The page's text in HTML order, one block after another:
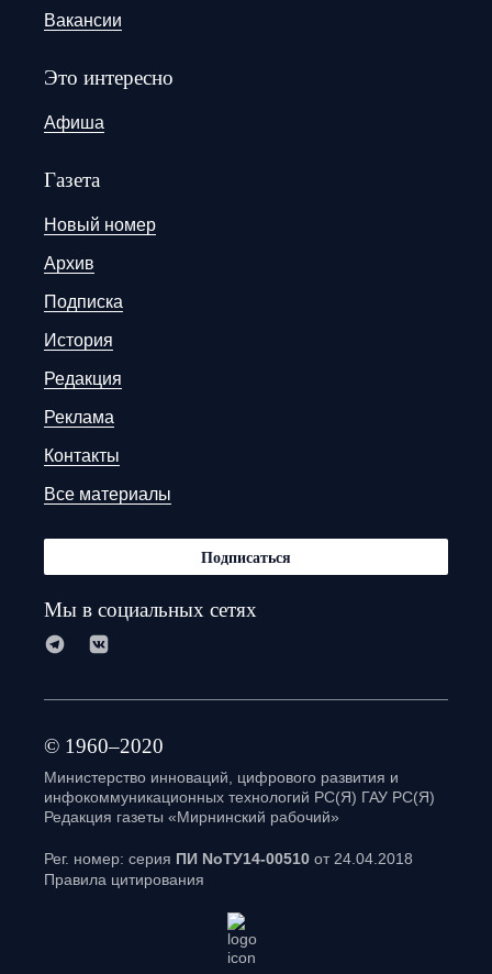
Вакансии
Это интересно
Афиша
Газета
Новый номер
Архив
Подписка
История
Редакция
Реклама
Контакты
Все материалы
Подписаться
Мы в социальных сетях
© 1960–2020
Министерство инноваций, цифрового развития и
инфокоммуникационных технологий РС(Я) ГАУ РС(Я)
Редакция газеты «Мирнинский рабочий»
Рег. номер: серия ПИ NoТУ14-00510 от 24.04.2018
Правила цитирования